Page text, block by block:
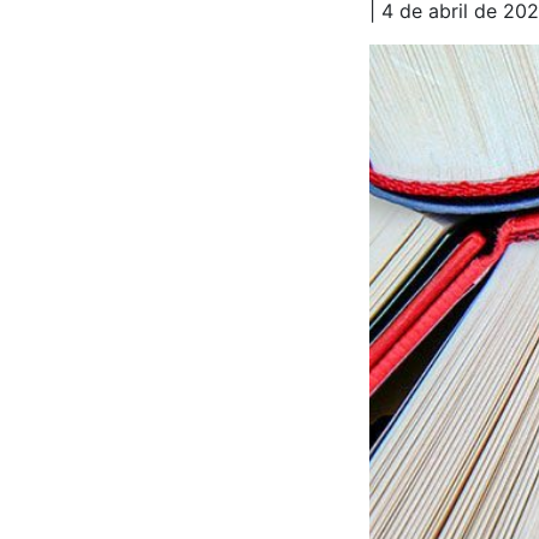
| 4 de abril de